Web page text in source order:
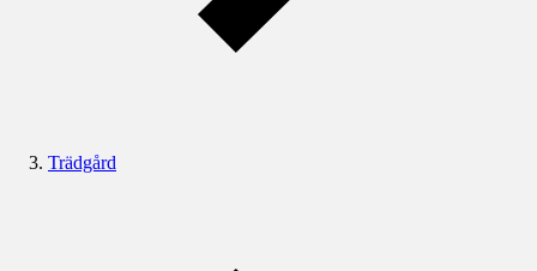
Trädgård